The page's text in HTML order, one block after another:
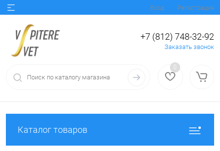
Вход Регистрация
+7 (812) 748-32-92
Заказать звонок
0
Каталог товаров